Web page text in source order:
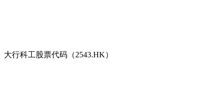
大行科工股票代码（2543.HK）